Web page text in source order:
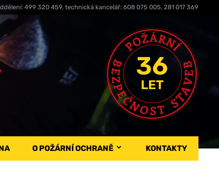
499 320 459, technická kancelář: 608 075 005, 281 017 369
36
LET
O POŽÁRNÍ OCHRANĚ KONTAKTY